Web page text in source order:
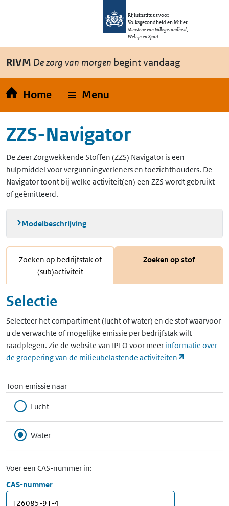
Overslaan en naar de inhoud gaan
Rijksinstituut voor
Volksgezondheid en Milieu
Ministerie van Volksgezondheid,
Welzijn en Sport
RIVM De zorg van morgen begint vandaag
Home Menu
ZZS-Navigator
De Zeer Zorgwekkende Stoffen (ZZS) Navigator is een
hulpmiddel voor vergunningverleners en toezichthouders. De
Navigator toont bij welke activiteit(en) een ZZS wordt gebruikt
of geëmitteerd.
Modelbeschrijving
Zoeken op bedrijfstak of
(sub)activiteit
Zoeken op stof
Selectie
Selecteer het compartiment (lucht of water) en de stof waarvoor
u de verwachte of mogelijke emissie per bedrijfstak wilt
raadplegen. Zie de website van IPLO voor meer informatie over
de groepering van de milieubelastende activiteiten
Toon emissie naar
Lucht
Water
Voer een CAS-nummer in:
CAS-nummer